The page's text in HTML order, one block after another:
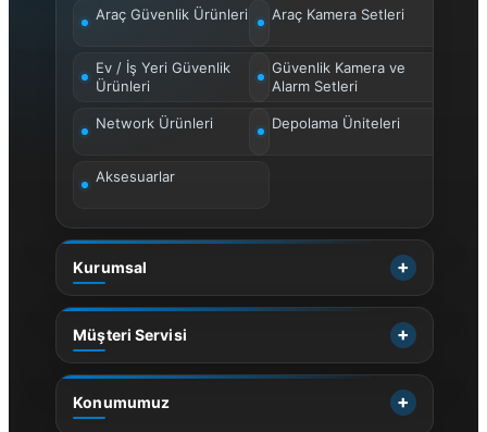
Araç Güvenlik Ürünleri Araç Kamera Setleri
Ev / İş Yeri Güvenlik
Ürünleri
Güvenlik Kamera ve
Alarm Setleri
Network Ürünleri Depolama Üniteleri
Aksesuarlar
Kurumsal
Müşteri Servisi
Konumumuz